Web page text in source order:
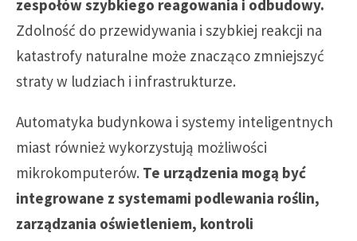
zespołów szybkiego reagowania i odbudowy.
Zdolność do przewidywania i szybkiej reakcji na
katastrofy naturalne może znacząco zmniejszyć
straty w ludziach i infrastrukturze.
Automatyka budynkowa i systemy inteligentnych
miast również wykorzystują możliwości
mikrokomputerów. Te urządzenia mogą być
integrowane z systemami podlewania roślin,
zarządzania oświetleniem, kontroli